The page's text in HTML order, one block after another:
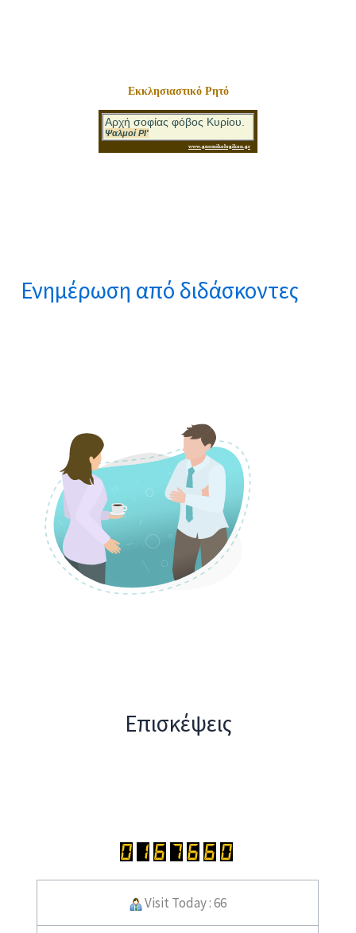
Εκκλησιαστικό Ρητό
Ενημέρωση από διδάσκοντες
Επισκέψεις
Visit Today : 66